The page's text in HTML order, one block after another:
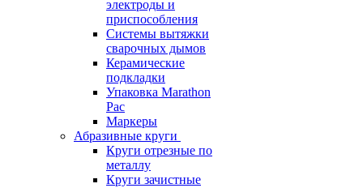
электроды и
приспособления
Системы вытяжки
сварочных дымов
Керамические
подкладки
Упаковка Marathon
Pac
Маркеры
Абразивные круги
Круги отрезные по
металлу
Круги зачистные